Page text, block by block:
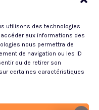
utilisons des technologies
aux informations des
nous permettra de
de navigation ou les ID
ou de retirer son
certaines caractéristiques